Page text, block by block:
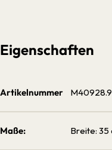
Eigenschaften
Artikelnummer M40928.9
Maße: Breite: 35